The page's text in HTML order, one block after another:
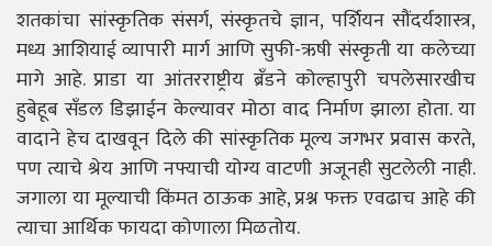
शतकांचा सांस्कृतिक संसर्ग, संस्कृतचे ज्ञान, पर्शियन सौंदर्यशास्त्र,
मध्य आशियाई व्यापारी मार्ग आणि सुफी-ऋषी संस्कृती या कलेच्या
मागे आहे. प्राडा या आंतरराष्ट्रीय ब्रँडने कोल्हापुरी चपलेसारखीच
हुबेहूब सँडल डिझाईन केल्यावर मोठा वाद निर्माण झाला होता. या
वादाने हेच दाखवून दिले की सांस्कृतिक मूल्य जगभर प्रवास करते,
पण त्याचे श्रेय आणि नफ्याची योग्य वाटणी अजूनही सुटलेली नाही.
जगाला या मूल्याची किंमत ठाऊक आहे, प्रश्न फक्त एवढाच आहे की
त्याचा आर्थिक फायदा कोणाला मिळतोय.